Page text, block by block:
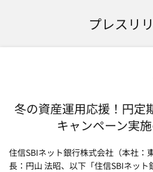
プレスリ
冬の資産運用応援！円定
キャンペーン実
住信SBIネット銀行株式会社（本社：
長：円山 法昭、以下「住信SBIネッ